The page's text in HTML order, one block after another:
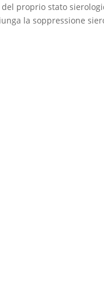
del proprio stato
la soppressione